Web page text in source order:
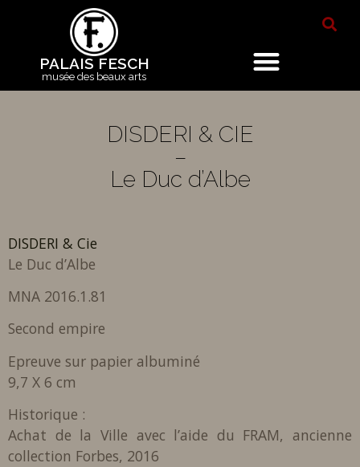
PALAIS FESCH
musée des beaux arts
DISDERI & CIE
–
Le Duc d’Albe
DISDERI & Cie
Le Duc d’Albe
MNA 2016.1.81
Second empire
Epreuve sur papier albuminé
9,7 X 6 cm
Historique :
Achat de la Ville avec l’aide du FRAM, ancienne
collection Forbes, 2016